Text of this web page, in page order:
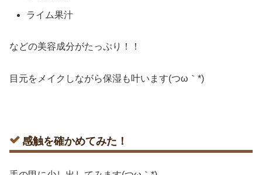
ライム果汁
などの美容成分がたっぷり！！
目元をメイクしながら保湿も叶います(つω｀*)
感触を確かめてみた！